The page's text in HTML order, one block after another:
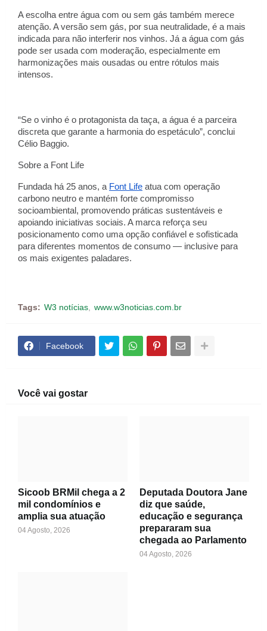
A escolha entre água com ou sem gás também merece
atenção. A versão sem gás, por sua neutralidade, é a mais
indicada para não interferir nos vinhos. Já a água com gás
pode ser usada com moderação, especialmente em
harmonizações mais ousadas ou entre rótulos mais
intensos.
“Se o vinho é o protagonista da taça, a água é a parceira
discreta que garante a harmonia do espetáculo”, conclui
Célio Baggio.
Sobre a Font Life
Fundada há 25 anos, a Font Life atua com operação
carbono neutro e mantém forte compromisso
socioambiental, promovendo práticas sustentáveis e
apoiando iniciativas sociais. A marca reforça seu
posicionamento como uma opção confiável e sofisticada
para diferentes momentos de consumo — inclusive para
os mais exigentes paladares.
Tags: W3 notícias www.w3noticias.com.br
Facebook
Você vai gostar
Sicoob BRMil chega a 2
mil condomínios e
amplia sua atuação
04 Agosto, 2026
Deputada Doutora Jane
diz que saúde,
educação e segurança
prepararam sua
chegada ao Parlamento
04 Agosto, 2026